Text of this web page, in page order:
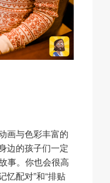
画与色彩丰富的
边的孩子们一定
事。你也会很高
忆配对”和“排贴